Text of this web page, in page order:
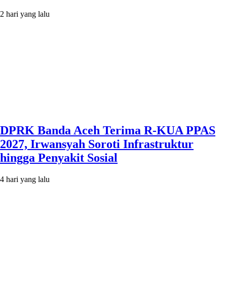
2 hari yang lalu
DPRK Banda Aceh Terima R-KUA PPAS
2027, Irwansyah Soroti Infrastruktur
hingga Penyakit Sosial
4 hari yang lalu